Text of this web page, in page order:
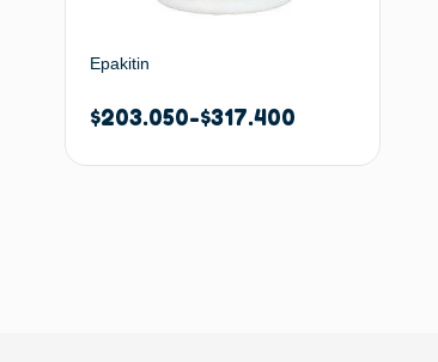
Epakitin
$203.050-$317.400